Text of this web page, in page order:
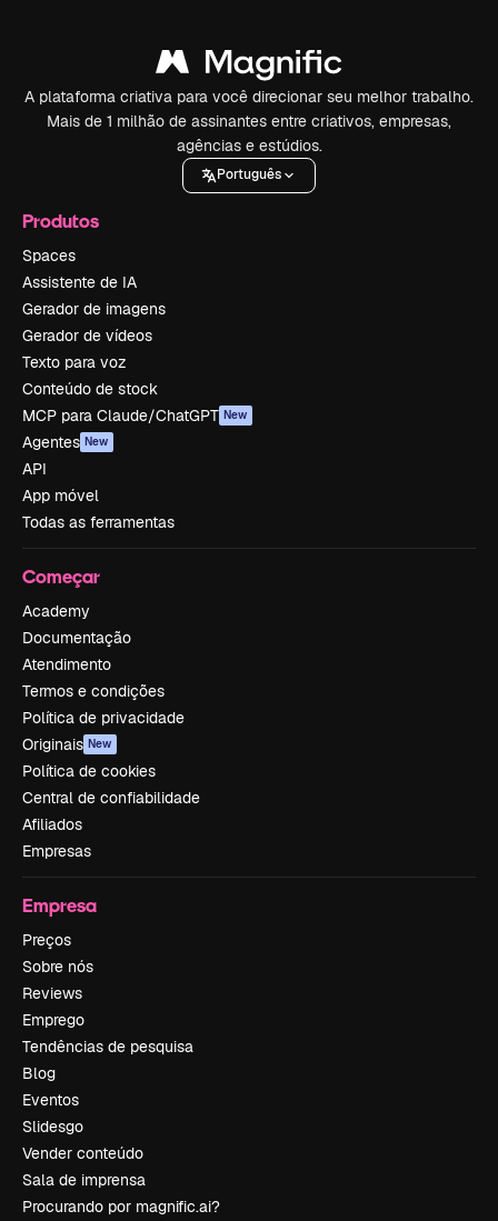
A plataforma criativa para você direcionar seu melhor trabalho.
Mais de 1 milhão de assinantes entre criativos, empresas,
agências e estúdios.
Português
Produtos
Spaces
Assistente de IA
Gerador de imagens
Gerador de vídeos
Texto para voz
Conteúdo de stock
MCP para Claude/ChatGPT New
Agentes New
API
App móvel
Todas as ferramentas
Começar
Academy
Documentação
Atendimento
Termos e condições
Política de privacidade
Originais New
Política de cookies
Central de confiabilidade
Afiliados
Empresas
Empresa
Preços
Sobre nós
Reviews
Emprego
Tendências de pesquisa
Blog
Eventos
Slidesgo
Vender conteúdo
Sala de imprensa
Procurando por magnific.ai?